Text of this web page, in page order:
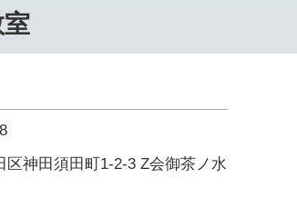
区神田須田町1-2-3 Z会御茶ノ水